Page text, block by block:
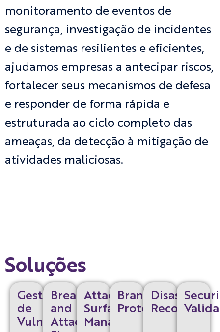
monitoramento de eventos de
segurança, investigação de incidentes
e de sistemas resilientes e eficientes,
ajudamos empresas a antecipar riscos,
fortalecer seus mecanismos de defesa
e responder de forma rápida e
estruturada ao ciclo completo das
ameaças, da detecção à mitigação de
atividades maliciosas.
Soluções
Gestão
de
Vulnerabilidades
Breach
and
Attack
Attack
Surface
Management
Brand
Protection
Disaster
Recovery